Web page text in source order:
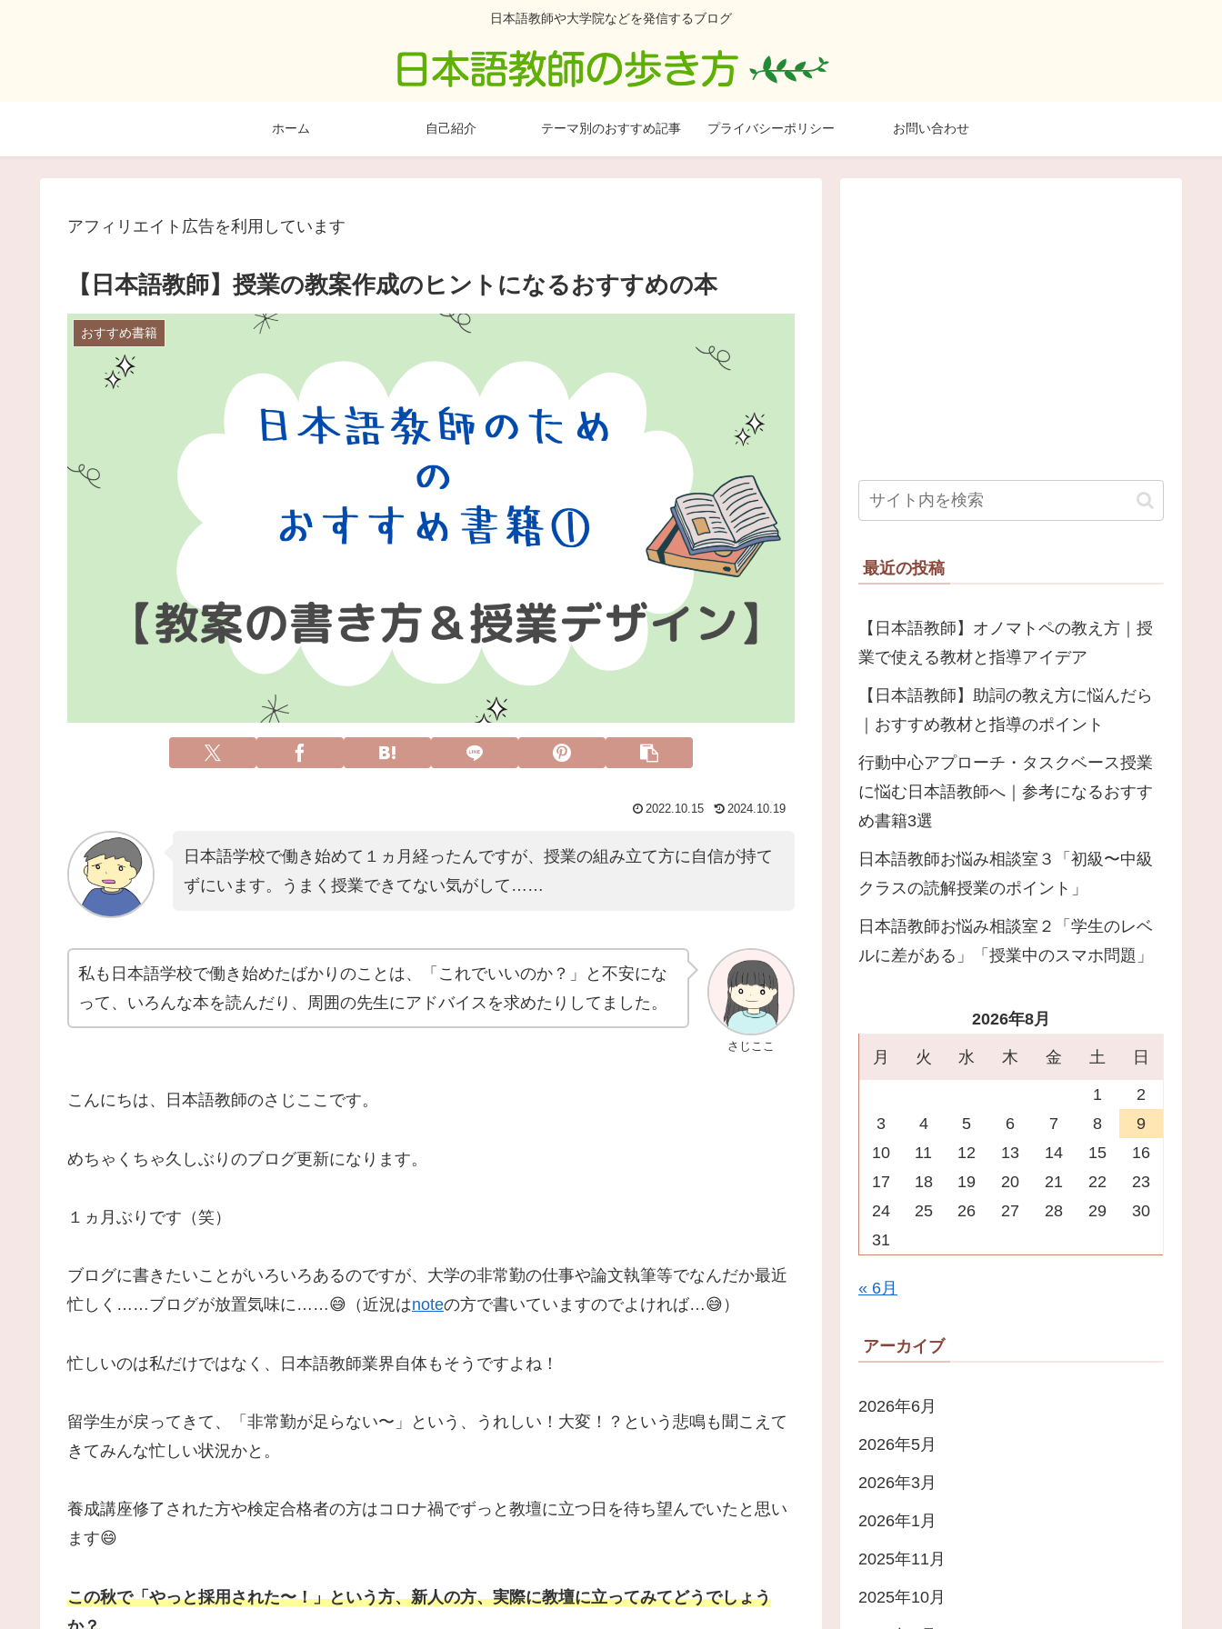
日本語教師や大学院などを発信するブログ
ホーム 自己紹介 テーマ別のおすすめ記事 プライバシーポリシー お問い合わせ
アフィリエイト広告を利用しています
【日本語教師】授業の教案作成のヒントになるおすすめの本
おすすめ書籍
2022.10.15 2024.10.19
日本語学校で働き始めて１ヵ月経ったんですが、授業の組み立て方に自信が持て
ずにいます。うまく授業できてない気がして……
さじここ
私も日本語学校で働き始めたばかりのことは、「これでいいのか？」と不安にな
って、いろんな本を読んだり、周囲の先生にアドバイスを求めたりしてました。
こんにちは、日本語教師のさじここです。
めちゃくちゃ久しぶりのブログ更新になります。
１ヵ月ぶりです（笑）
ブログに書きたいことがいろいろあるのですが、大学の非常勤の仕事や論文執筆等でなんだか最近
忙しく……ブログが放置気味に……😅（近況はnoteの方で書いていますのでよければ…😅）
忙しいのは私だけではなく、日本語教師業界自体もそうですよね！
留学生が戻ってきて、「非常勤が足らない〜」という、うれしい！大変！？という悲鳴も聞こえて
きてみんな忙しい状況かと。
養成講座修了された方や検定合格者の方はコロナ禍でずっと教壇に立つ日を待ち望んでいたと思い
ます😄
この秋で「やっと採用された〜！」という方、新人の方、実際に教壇に立ってみてどうでしょう
最近の投稿
【日本語教師】オノマトペの教え方｜授
業で使える教材と指導アイデア
【日本語教師】助詞の教え方に悩んだら
｜おすすめ教材と指導のポイント
行動中心アプローチ・タスクベース授業
に悩む日本語教師へ｜参考になるおすす
め書籍3選
日本語教師お悩み相談室３「初級〜中級
クラスの読解授業のポイント」
日本語教師お悩み相談室２「学生のレベ
ルに差がある」「授業中のスマホ問題」
2026年8月
月 火 水 木 金 土 日
1
2
3
4 5 6 7 8
9
10
11 12 13 14 15
16
17
18 19 20 21 22
23
24
25 26 27 28 29
30
31
« 6月
アーカイブ
2026年6月
2026年5月
2026年3月
2026年1月
2025年11月
2025年10月